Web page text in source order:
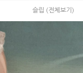
슬립 (전체보기)